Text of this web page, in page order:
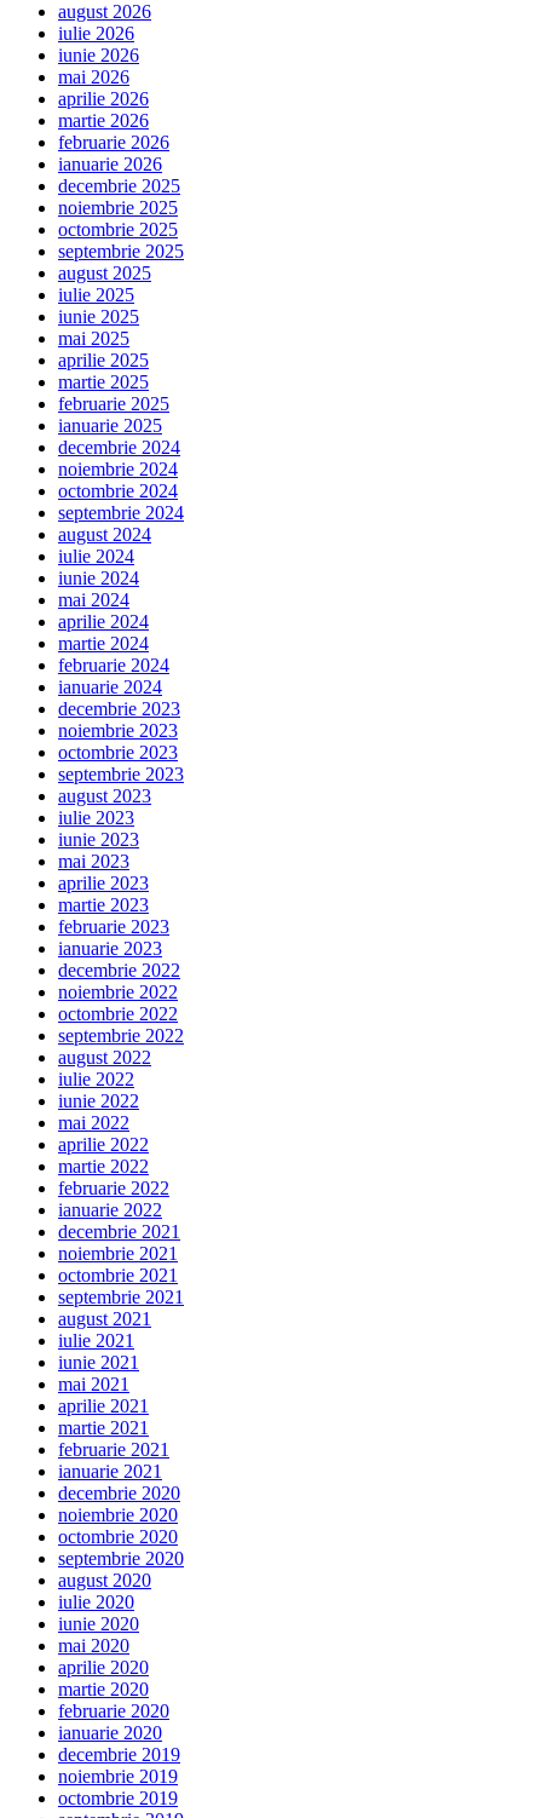
august 2026
iulie 2026
iunie 2026
mai 2026
aprilie 2026
martie 2026
februarie 2026
ianuarie 2026
decembrie 2025
noiembrie 2025
octombrie 2025
septembrie 2025
august 2025
iulie 2025
iunie 2025
mai 2025
aprilie 2025
martie 2025
februarie 2025
ianuarie 2025
decembrie 2024
noiembrie 2024
octombrie 2024
septembrie 2024
august 2024
iulie 2024
iunie 2024
mai 2024
aprilie 2024
martie 2024
februarie 2024
ianuarie 2024
decembrie 2023
noiembrie 2023
octombrie 2023
septembrie 2023
august 2023
iulie 2023
iunie 2023
mai 2023
aprilie 2023
martie 2023
februarie 2023
ianuarie 2023
decembrie 2022
noiembrie 2022
octombrie 2022
septembrie 2022
august 2022
iulie 2022
iunie 2022
mai 2022
aprilie 2022
martie 2022
februarie 2022
ianuarie 2022
decembrie 2021
noiembrie 2021
octombrie 2021
septembrie 2021
august 2021
iulie 2021
iunie 2021
mai 2021
aprilie 2021
martie 2021
februarie 2021
ianuarie 2021
decembrie 2020
noiembrie 2020
octombrie 2020
septembrie 2020
august 2020
iulie 2020
iunie 2020
mai 2020
aprilie 2020
martie 2020
februarie 2020
ianuarie 2020
decembrie 2019
noiembrie 2019
octombrie 2019